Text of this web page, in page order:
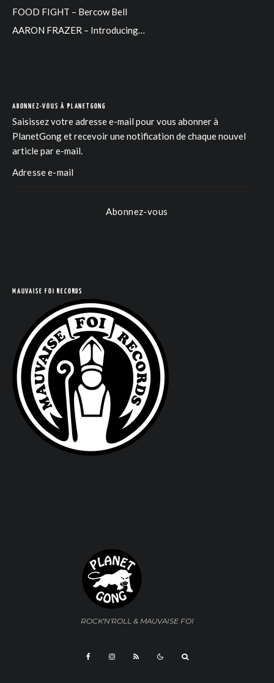
FOOD FIGHT – Bercow Bell
AARON FRAZER – Introducing…
ABONNEZ-VOUS À PLANETGONG
Saisissez votre adresse e-mail pour vous abonner à
PlanetGong et recevoir une notification de chaque nouvel
article par e-mail.
Abonnez-vous
MAUVAISE FOI RECORDS
ROCK'N'ROLL & MAUVAISE FOI